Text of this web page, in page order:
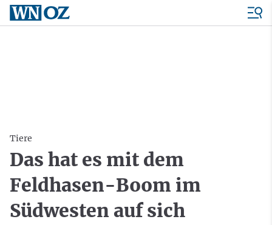
Tiere
Das hat es mit dem
Feldhasen-Boom im
Südwesten auf sich